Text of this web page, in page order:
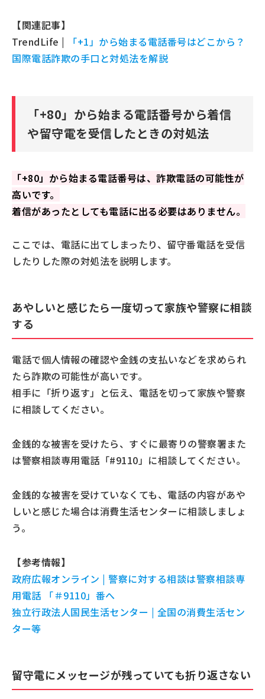
【関連記事】
TrendLife |
「+1」から始まる電話番号はどこから？
国際電話詐欺の手口と対処法を解説
「+80」から始まる電話番号から着信
や留守電を受信したときの対処法
「+80」から始まる電話番号は、詐欺電話の可能性が
高いです。
着信があったとしても電話に出る必要はありません。
ここでは、電話に出てしまったり、留守番電話を受信
したりした際の対処法を説明します。
あやしいと感じたら一度切って家族や警察に相談
する
電話で個人情報の確認や金銭の支払いなどを求められ
たら詐欺の可能性が高いです。
相手に「折り返す」と伝え、電話を切って家族や警察
に相談してください。
金銭的な被害を受けたら、すぐに最寄りの警察署また
は警察相談専用電話「#9110」に相談してください。
金銭的な被害を受けていなくても、電話の内容があや
しいと感じた場合は消費生活センターに相談しましょ
う。
【参考情報】
政府広報オンライン | 警察に対する相談は警察相談専
用電話 「＃9110」番へ
独立行政法人国民生活センター | 全国の消費生活セン
ター等
留守電にメッセージが残っていても折り返さない